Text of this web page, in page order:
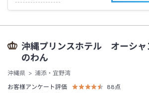
沖縄プリンスホテル オーシャ
のわん
沖縄県
浦添・宜野湾
お客様アンケート評価
88点